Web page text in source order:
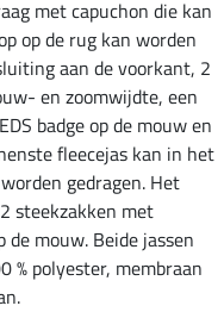
met capuchon die kan
op de rug kan worden
aan de voorkant, 2
en zoomwijdte, een
badge op de mouw en
fleecejas kan in het
gedragen. Het
steekzakken met
de mouw. Beide jassen
% polyester, membraan